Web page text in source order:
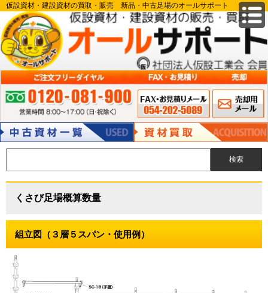
仮設資材・建設資材の買取・販売 新品・中古足場のオールサポート
ご注文フリーダイヤル:0120-081-900 営業時間 8:00～17:00（日・祝除
く）
FAX申込み 054-
202-5089
メールでのお
問い合わせ
中古資材
資材買取
くさび足場概算数量
組立図（３層５スパン・使用例）